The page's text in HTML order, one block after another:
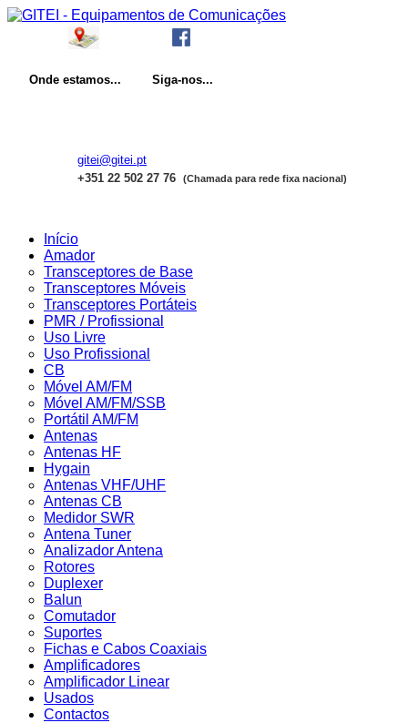
Ondeestamos... Siga-nos...
gitei@gitei.pt
+351 22 502 27 76
(Chamada para rede fixa nacional)
Início
Amador
Transceptores de Base
Transceptores Móveis
Transceptores Portáteis
PMR / Profissional
Uso Livre
Uso Profissional
CB
Móvel AM/FM
Móvel AM/FM/SSB
Portátil AM/FM
Antenas
Antenas HF
Hygain
Antenas VHF/UHF
Antenas CB
Medidor SWR
Antena Tuner
Analizador Antena
Rotores
Duplexer
Balun
Comutador
Suportes
Fichas e Cabos Coaxiais
Amplificadores
Amplificador Linear
Usados
Contactos